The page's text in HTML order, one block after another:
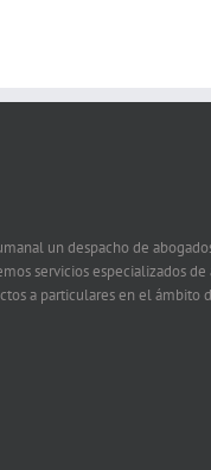
un despacho de
servicios especializados de
a particulares en el ámbito